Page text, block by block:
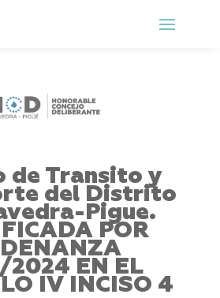
de Transito y
del Distrito
Pigue.
POR
2024 EN EL
IV INCISO 4